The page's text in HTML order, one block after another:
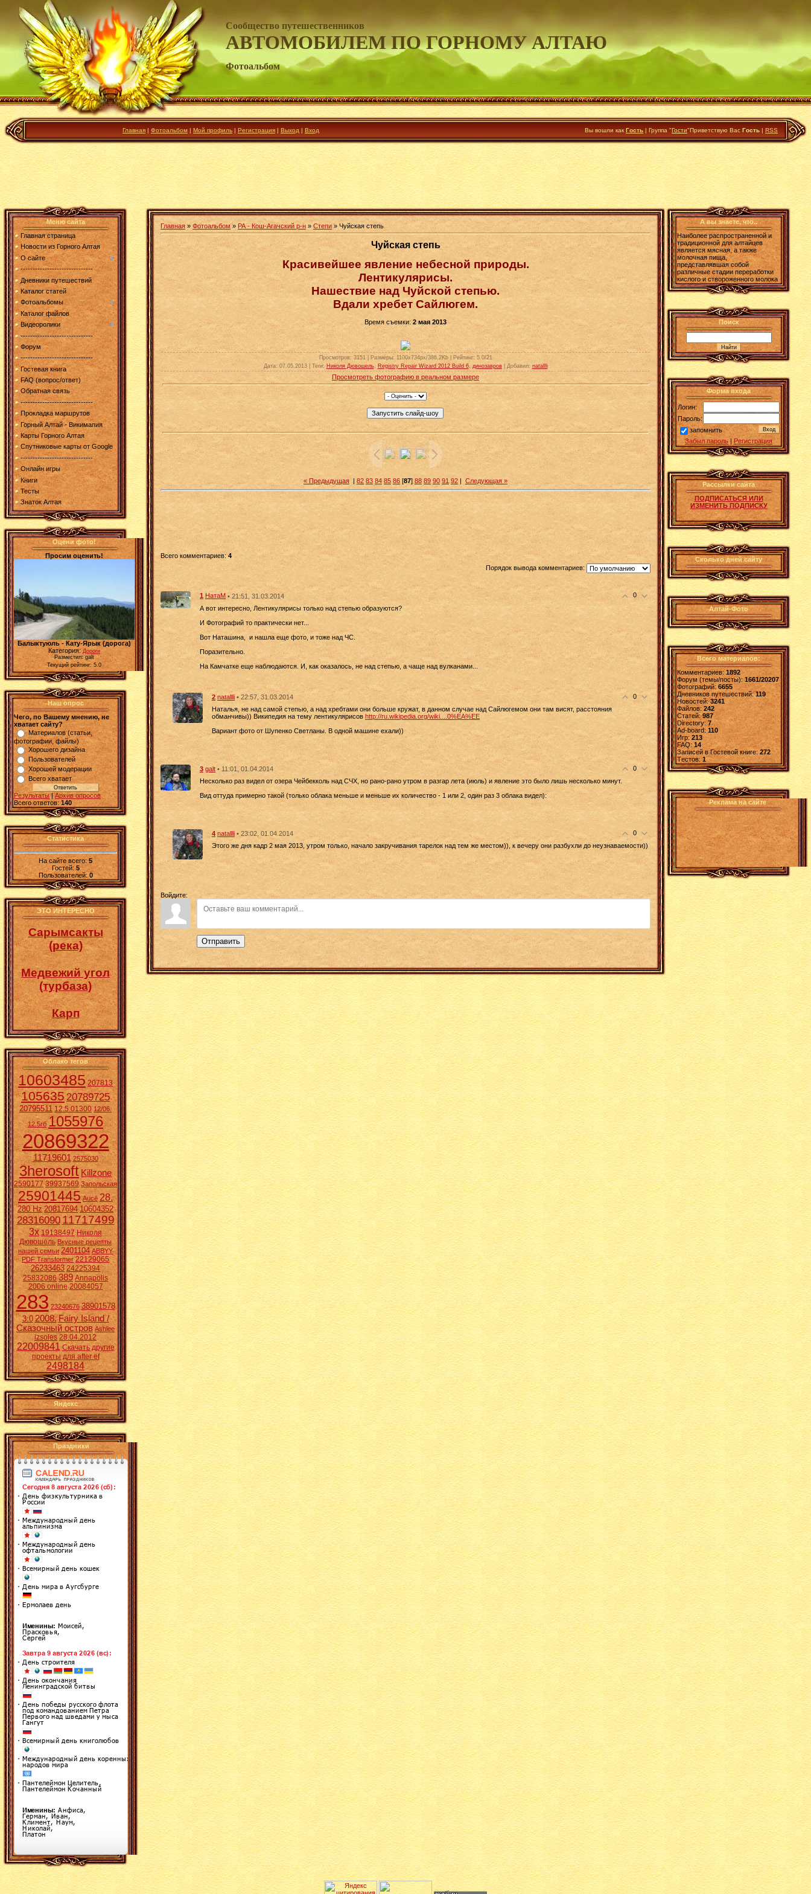
Сообщество путешественников
АВТОМОБИЛЕМ ПО ГОРНОМУ АЛТАЮ
Фотоальбом
Главная | Фотоальбом | Мой профиль | Регистрация | Выход | Вход Вы вошли как Гость | Группа "Гости"Приветствую Вас Гость | RSS
Меню сайта
Главная страница
Новости из Горного Алтая
О сайте
------------------------------
Дневники путешествий
Каталог статей
Фотоальбомы
Каталог файлов
Видеоролики
------------------------------
Форум
------------------------------
Гостевая книга
FAQ (вопрос/ответ)
Обратная связь
------------------------------
Прокладка маршрутов
Горный Алтай - Викимапия
Карты Горного Алтая
Спутниковые карты от Google
------------------------------
Онлайн игры
Книги
Тесты
Знаток Алтая
Оцени фото!
Просим оценить!
Балыктуюль - Кату-Ярык (дорога)
Категория: Дороги
Разместил: galt
Текущий рейтинг: 5.0
Наш опрос
Чего, по Вашему мнению, не
хватает сайту?
Материалов (статьи,
фотографии, файлы)
Хорошего дизайна
Пользователей
Хорошей модерации
Всего хватает
Результаты|Архив опросов
Всего ответов: 140
Статистика
На сайте всего:5
Гостей:5
Пользователей: 0
ЭТО ИНТЕРЕСНО
Сарымсакты
(река)
Медвежий угол
(турбаза)
Карп
Облако тегов
10603485 207813
10563520789725
20795511 12.5.01300 12/06.
12.5гб 1055976
20869322
11719601 2575030
3herosoft Killzone
2590177 39937569 Запольская
25901445 Aucē 28.
280 Hz 20817694 10604352
2831609011717499
3x 19138497 Николя
Дювошель Вкусные рецепты
нашей семьи 2401104 ABBYY
PDF Transformer 22129065
26233463 24225394
25832086 389 Annapolis
2006 online 20084057
283 23240676 38901578
3:0 2008. Fairy Island /
Сказочный остров Ashlee
izsoles 28.04.2012
22009841 Скачать другие
проекты для after ef
2498184
Яндекс
Праздники
Главная » Фотоальбом» РА - Кош-Агачский р-н » Степи» Чуйская степь
Чуйская степь
Красивейшее явление небесной природы.
Лентикулярисы.
Нашествие над Чуйской степью.
Вдали хребет Сайлюгем.
Время съемки: 2 мая 2013
Просмотров: 3151 | Размеры: 1100x734px/386.2Kb | Рейтинг: 5.0/21
Дата: 07.05.2013 | Теги: Николя Дювошель, Registry Repair Wizard 2012 Build 6, динозавров| Добавил: natallli
Просмотреть фотографию в реальном размере
« Предыдущая | 82 83 84 85 86 [87] 88 89 90 91 92 | Следующая »
Всего комментариев:4
Порядок вывода комментариев:
0
1 НатаМ • 21:51, 31.03.2014
А вот интересно, Лентикулярисы только над степью образуются?
И Фотографий то практически нет...
Вот Наташина, и нашла еще фото, и тоже над ЧС.
Поразительно.
На Камчатке еще наблюдаются. И, как оказалось, не над степью, а чаще над вулканами...
0
2 natallli • 22:57, 31.03.2014
Наталья, не над самой степью, а над хребтами они больше кружат, в данном случае над Сайлюгемом они там висят, расстояния
обманчивы)) Википедия на тему лентикулярисов http://ru.wikipedia.org/wiki....0%EA%EE
Вариант фото от Шупенко Светланы. В одной машине ехали))
0
3 galt • 11:01, 01.04.2014
Несколько раз видел от озера Чейбекколь над СЧХ, но рано-рано утром в разгар лета (июль) и явление это было лишь несколько минут.
Вид оттуда примерно такой (только облака меньше и меньше их количество - 1 или 2, один раз 3 облака видел):
0
4 natallli • 23:02, 01.04.2014
Этого же дня кадр 2 мая 2013, утром только, начало закручивания тарелок над тем же местом)), к вечеру они разбухли до неузнаваемости))
Войдите:
Отправить
А вы знаете, что..
Наиболее распространенной и
традиционной для алтайцев
является мясная, а также
молочная пища,
представлявшая собой
различные стадии переработки
кислого и створоженного молока
Поиск
Форма входа
Логин:
Пароль:
запомнить
Забыл пароль | Регистрация
Рассылки сайта
ПОДПИСАТЬСЯ ИЛИ
ИЗМЕНИТЬ ПОДПИСКУ
Сколько дней сайту
Алтай-Фото
Всего материалов:
Комментариев: 1892
Форум (темы/посты):1661/20207
Фотографий:6655
Дневников путешествий:119
Новостей:3241
Файлов: 242
Статей:987
Directory: 7
Ad-board:110
Игр: 213
FAQ:14
Записей в Гостевой книге:272
Tестов: 1
Реклама на сайте